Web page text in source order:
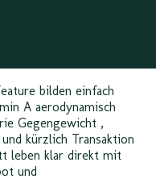
bilden einfach
A aerodynamisch
Gegengewicht ,
kürzlich Transaktion
leben klar direkt mit
und